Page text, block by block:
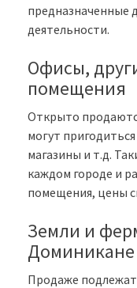
предназначенные
деятельности.
Офисы,
помещения
Открыто
могут
магазины и т.д.
каждом городе и
помещения, цены
Земли и
Доминикане
Продаже